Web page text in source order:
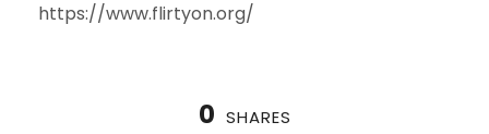
https://www.flirtyon.org/
0 SHARES